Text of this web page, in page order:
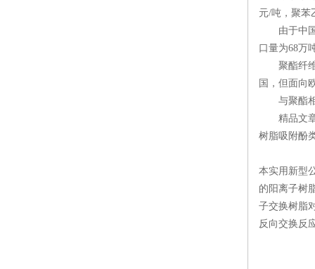
元/吨，聚苯
由于中国
口量为68万
聚酯纤维
国，但面向
与聚酯相
精品文章
树脂吸附酚
本实用新型
的阳离子树
子交换树脂
反向交换反